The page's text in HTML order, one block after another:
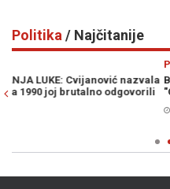
Politika / Najčitanije
BURNO U ŠIROKOM
"Oluje" udario rampu Lučiću